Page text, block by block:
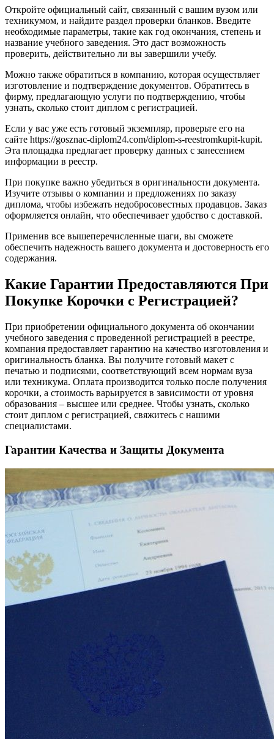
Откройте официальный сайт, связанный с вашим вузом или
техникумом, и найдите раздел проверки бланков. Введите
необходимые параметры, такие как год окончания, степень и
название учебного заведения. Это даст возможность
проверить, действительно ли вы завершили учебу.
Можно также обратиться в компанию, которая осуществляет
изготовление и подтверждение документов. Обратитесь в
фирму, предлагающую услуги по подтверждению, чтобы
узнать, сколько стоит диплом с регистрацией.
Если у вас уже есть готовый экземпляр, проверьте его на
сайте https://gosznac-diplom24.com/diplom-s-reestromkupit-kupit.
Эта площадка предлагает проверку данных с занесением
информации в реестр.
При покупке важно убедиться в оригинальности документа.
Изучите отзывы о компании и предложениях по заказу
диплома, чтобы избежать недобросовестных продавцов. Заказ
оформляется онлайн, что обеспечивает удобство с доставкой.
Применив все вышеперечисленные шаги, вы сможете
обеспечить надежность вашего документа и достоверность его
содержания.
Какие Гарантии Предоставляются При
Покупке Корочки с Регистрацией?
При приобретении официального документа об окончании
учебного заведения с проведенной регистрацией в реестре,
компания предоставляет гарантию на качество изготовления и
оригинальность бланка. Вы получите готовый макет с
печатью и подписями, соответствующий всем нормам вуза
или техникума. Оплата производится только после получения
корочки, а стоимость варьируется в зависимости от уровня
образования – высшее или среднее. Чтобы узнать, сколько
стоит диплом с регистрацией, свяжитесь с нашими
специалистами.
Гарантии Качества и Защиты Документа